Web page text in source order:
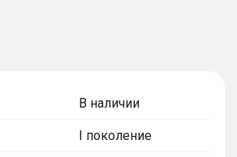
В наличии
I поколение